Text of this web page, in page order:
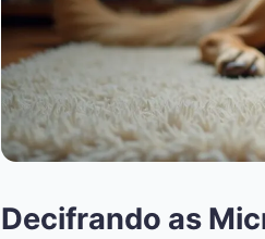
Decifrando as